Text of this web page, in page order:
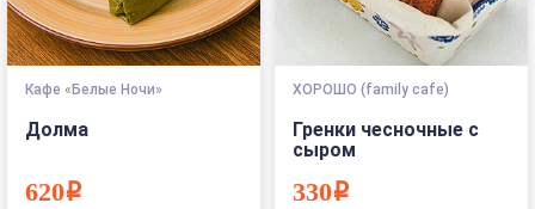
Кафе «Белые Ночи»
Долма
620i
ХОРОШО (family cafe)
Гренки чесночные с
сыром
330i